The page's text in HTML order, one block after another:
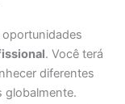
oportunidades
. Você terá
diferentes
globalmente.